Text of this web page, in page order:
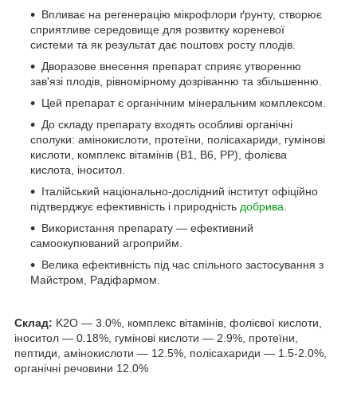
Впливає на регенерацію мікрофлори ґрунту, створює
сприятливе середовище для розвитку кореневої
системи та як результат дає поштовх росту плодів.
Дворазове внесення препарат сприяє утворенню
зав'язі плодів, рівномірному дозріванню та збільшенню.
Цей препарат є органічним мінеральним комплексом.
До складу препарату входять особливі органічні
сполуки: амінокислоти, протеїни, полісахариди, гумінові
кислоти, комплекс вітамінів (В1, В6, РР), фолієва
кислота, іноситол.
Італійський національно-дослідний інститут офіційно
підтверджує ефективність і природність добрива
Використання препарату — ефективний
самоокупюваний агроприйм.
Велика ефективність під час спільного застосування з
Майстром, Радіфармом.
Склад: K2O — 3.0%, комплекс вітамінів, фолієвої кислоти,
іноситол — 0.18%, гумінові кислоти — 2.9%, протеїни,
пептиди, амінокислоти — 12.5%, полісахариди — 1.5-2.0%,
органічні речовини 12.0%